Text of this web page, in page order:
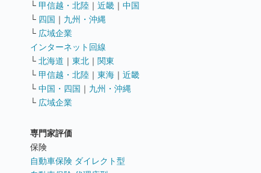
└ 甲信越・北陸 ｜ 近畿 ｜ 中国
└ 四国 ｜ 九州・沖縄
└ 広域企業
インターネット回線
└ 北海道 ｜ 東北 ｜ 関東
└ 甲信越・北陸 ｜ 東海 ｜ 近畿
└ 中国・四国 ｜ 九州・沖縄
└ 広域企業
専門家評価
保険
自動車保険 ダイレクト型